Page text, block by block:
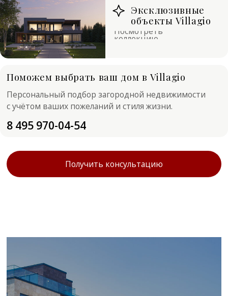
8 495 970-04-54
Поможем выбрать ваш дом в Villagio
Персональный подбор загородной недвижимости
с учётом ваших пожеланий и стиля жизни.